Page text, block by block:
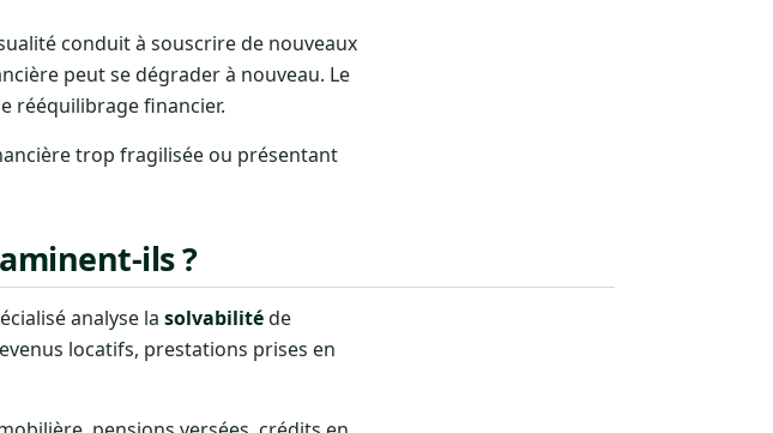
conduit à souscrire de nouveaux
peut se dégrader à nouveau. Le
rééquilibrage financier.
trop fragilisée ou présentant
ils ?
analyse la solvabilitéde
locatifs, prestations prises en